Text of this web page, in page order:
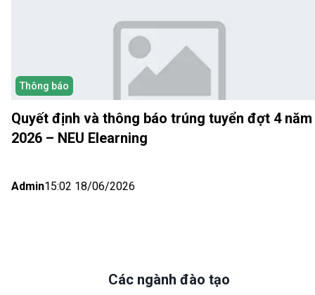
Thông báo
Quyết định và thông báo trúng tuyển đợt 4 năm
2026 – NEU Elearning
Admin15:02 18/06/2026
Các ngành đào tạo